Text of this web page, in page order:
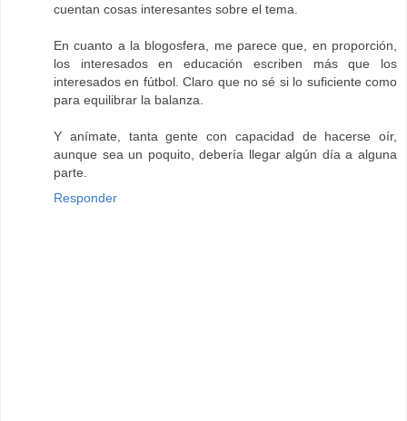
cuentan cosas interesantes sobre el tema.
En cuanto a la blogosfera, me parece que, en proporción,
los interesados en educación escriben más que los
interesados en fútbol. Claro que no sé si lo suficiente como
para equilibrar la balanza.
Y anímate, tanta gente con capacidad de hacerse oír,
aunque sea un poquito, debería llegar algún día a alguna
parte.
Responder